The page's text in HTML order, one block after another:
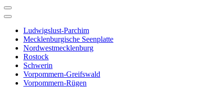
Ludwigslust-Parchim
Mecklenburgische Seenplatte
Nordwestmecklenburg
Rostock
Schwerin
Vorpommern-Greifswald
Vorpommern-Rügen